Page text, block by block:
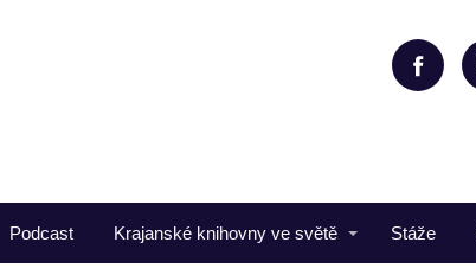
Podcast Krajanské knihovny ve světě Stáže